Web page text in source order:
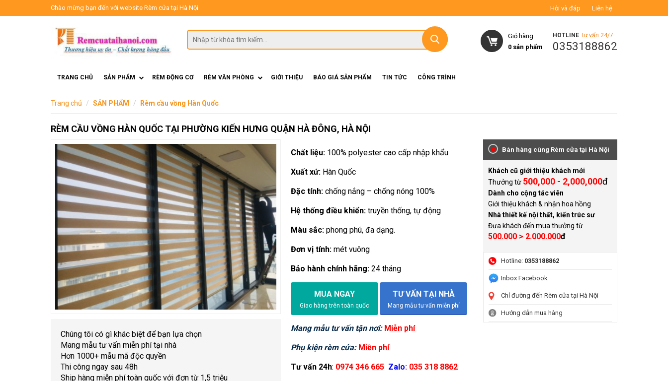
Chào mừng bạn đến với website Rèm cửa tại Hà Nội Hỏi và đáp Liên hệ
HOTLINE tư vấn 24/7
0353188862
Giỏ hàng
0 sản phẩm
TRANG CHỦ SẢN PHẨM RÈM ĐỘNG CƠ RÈM VĂN PHÒNG GIỚI THIỆU BÁO GIÁ SẢN PHẨM TIN TỨC CÔNG TRÌNH
Trang chủ SẢN PHẨM Rèm cầu vồng Hàn Quốc
RÈM CẦU VỒNG HÀN QUỐC TẠI PHƯỜNG KIẾN HƯNG QUẬN HÀ ĐÔNG, HÀ NỘI
Chúng tôi có gì khác biệt để bạn lựa chọn
Mang mẫu tư vấn miễn phí tại nhà
Hơn 1000+ mẫu mã độc quyền
Thi công ngay sau 48h
Ship hàng miễn phí toàn quốc với đơn từ 1,5 triệu
Chất liệu: 100% polyester cao cấp nhập khẩu
Xuất xứ: Hàn Quốc
Đặc tính: chống nắng – chống nóng 100%
Hệ thống điều khiển: truyền thống, tự động
Màu sắc: phong phú, đa dạng.
Đơn vị tính: mét vuông
Bảo hành chính hãng: 24 tháng
MUA NGAY
Giao hàng trên toàn quốc
TƯ VẤN TẠI NHÀ
Mang mẫu tư vấn miễn phí
Mang mẫu tư vấn tận nơi: Miễn phí
Phụ kiện rèm cửa: Miễn phí
Tư vấn 24h: 0974 346 665 Zalo: 035 318 8862
Bán hàng cùng Rèm cửa tại Hà Nội
Khách cũ giới thiệu khách mới
Thưởng từ 500,000 - 2,000,000đ
Dành cho cộng tác viên
Giới thiệu khách & nhận hoa hồng
Nhà thiết kế nội thất, kiến trúc sư
Đưa khách đến mua thưởng từ
500.000 > 2.000.000đ
Hotline: 0353188862
Inbox Facebook
Chỉ đường đến Rèm cửa tại Hà Nội
Hướng dẫn mua hàng